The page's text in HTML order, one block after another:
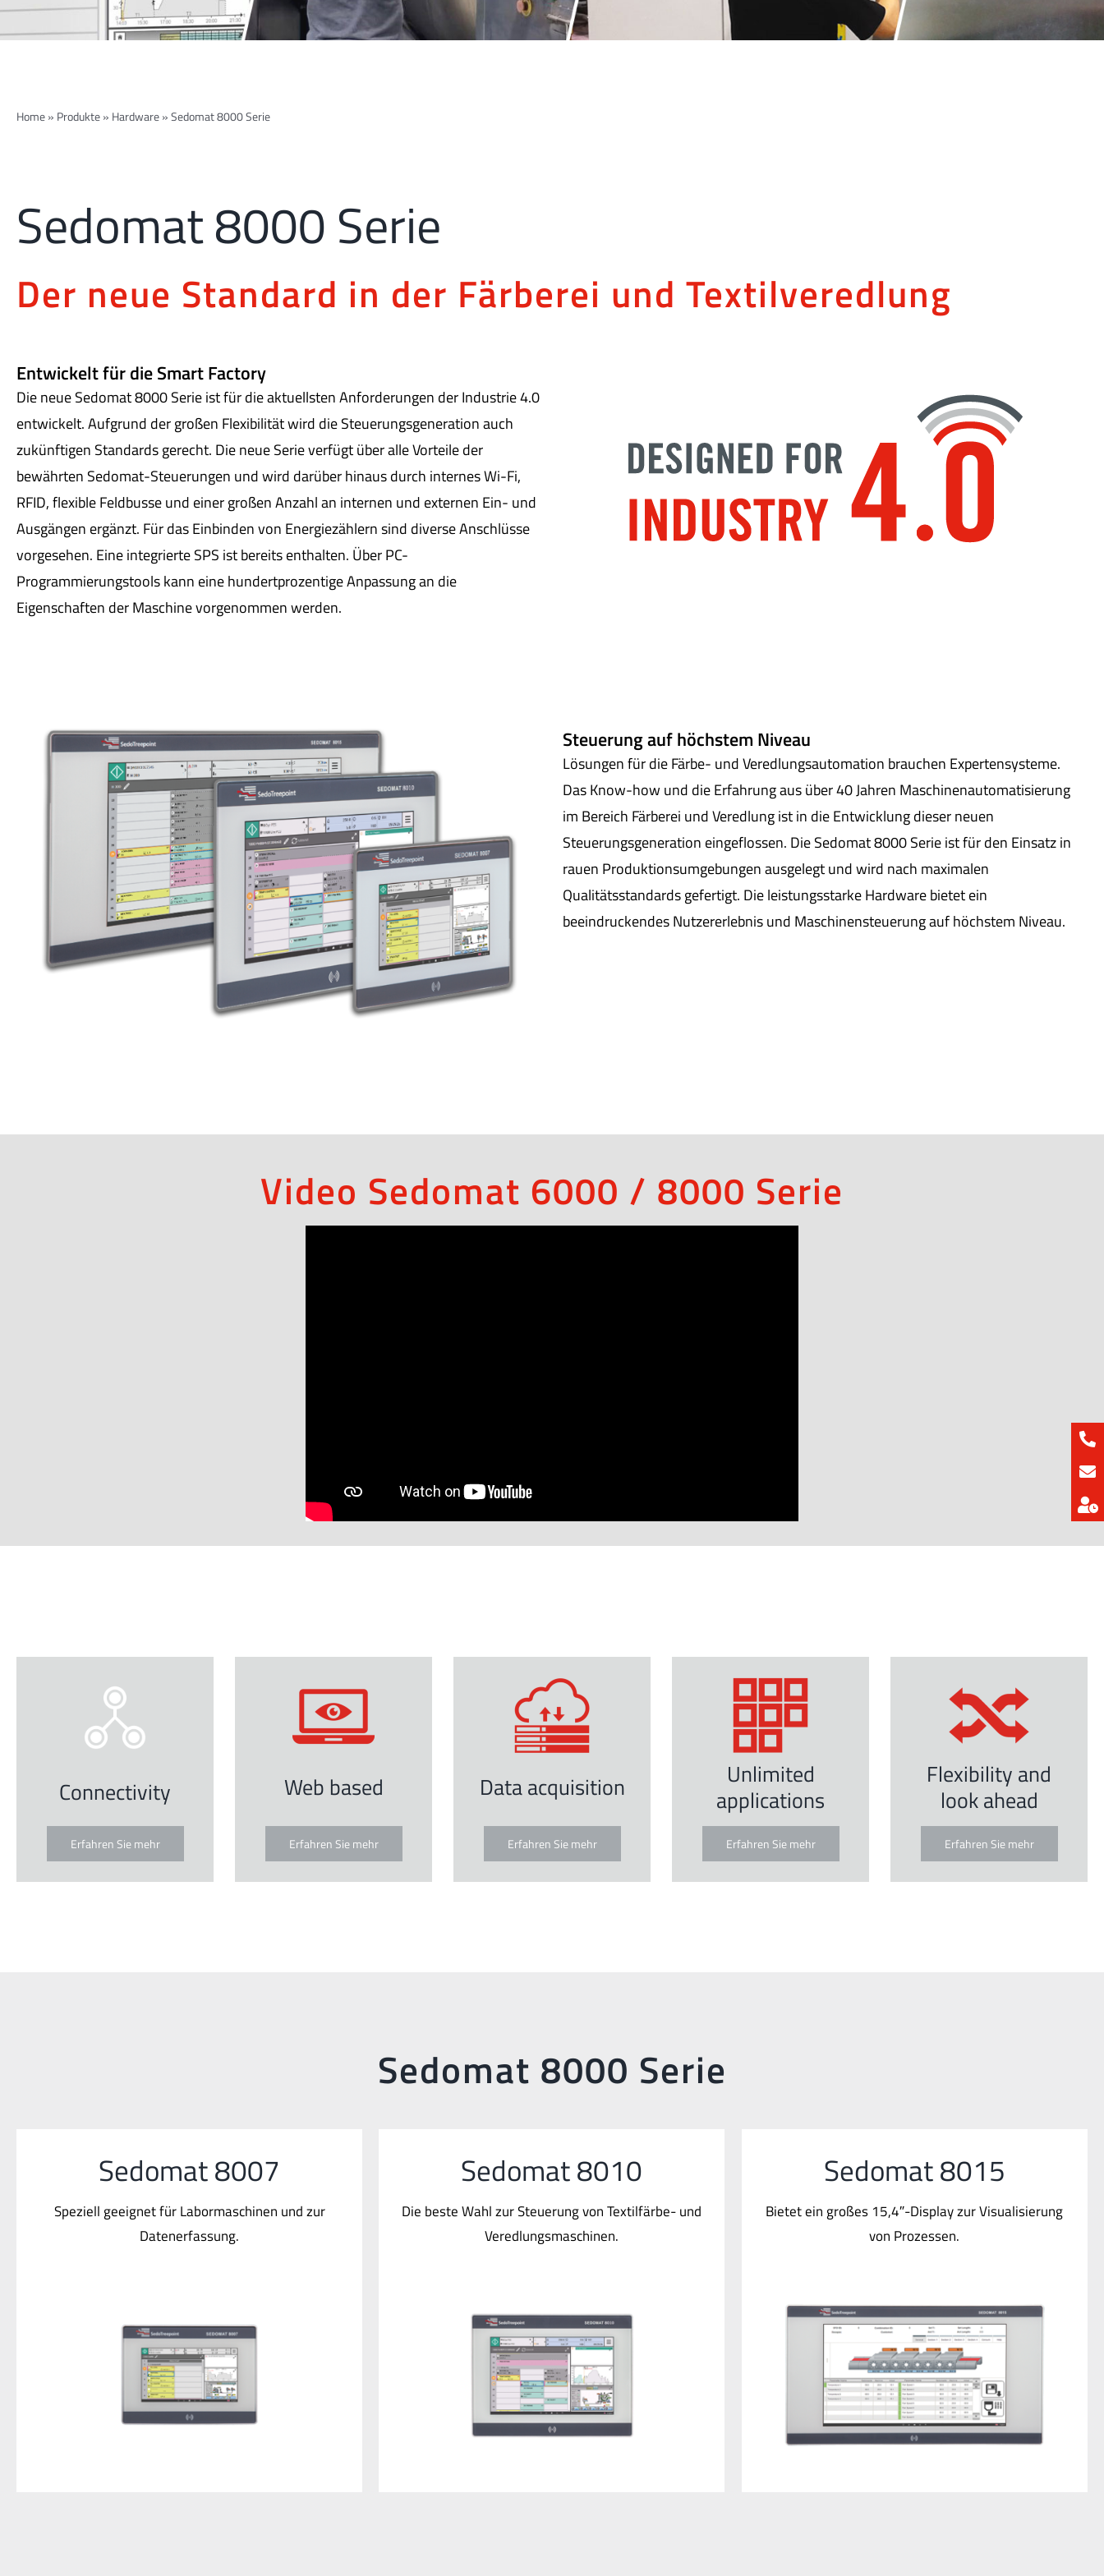
Home» Produkte» Hardware»Sedomat 8000 Serie
Sedomat 8000 Serie
Der neue Standard in der Färberei und Textilveredlung
Entwickelt für die Smart Factory
Die neue Sedomat 8000 Serie ist für die aktuellsten Anforderungen der Industrie 4.0
entwickelt. Aufgrund der großen Flexibilität wird die Steuerungsgeneration auch
zukünftigen Standards gerecht. Die neue Serie verfügt über alle Vorteile der
bewährten Sedomat-Steuerungen und wird darüber hinaus durch internes Wi-Fi,
RFID, flexible Feldbusse und einer großen Anzahl an internen und externen Ein- und
Ausgängen ergänzt. Für das Einbinden von Energiezählern sind diverse Anschlüsse
vorgesehen. Eine integrierte SPS ist bereits enthalten. Über PC-
Programmierungstools kann eine hundertprozentige Anpassung an die
Eigenschaften der Maschine vorgenommen werden.
Steuerung auf höchstem Niveau
Lösungen für die Färbe- und Veredlungsautomation brauchen Expertensysteme.
Das Know-how und die Erfahrung aus über 40 Jahren Maschinenautomatisierung
im Bereich Färberei und Veredlung ist in die Entwicklung dieser neuen
Steuerungsgeneration eingeflossen. Die Sedomat 8000 Serie ist für den Einsatz in
rauen Produktionsumgebungen ausgelegt und wird nach maximalen
Qualitätsstandards gefertigt. Die leistungsstarke Hardware bietet ein
beeindruckendes Nutzererlebnis und Maschinensteuerung auf höchstem Niveau.
Video Sedomat 6000 / 8000 Serie
Connectivity
Erfahren Sie mehr
Web based
Erfahren Sie mehr
Data acquisition
Erfahren Sie mehr
Unlimited
applications
Erfahren Sie mehr
Flexibility and
look ahead
Erfahren Sie mehr
Sedomat 8000 Serie
Sedomat 8007
Speziell geeignet für Labormaschinen und zur
Datenerfassung.
Sedomat 8010
Die beste Wahl zur Steuerung von Textilfärbe- und
Veredlungsmaschinen.
Sedomat 8015
Bietet ein großes 15,4″-Display zur Visualisierung
von Prozessen.